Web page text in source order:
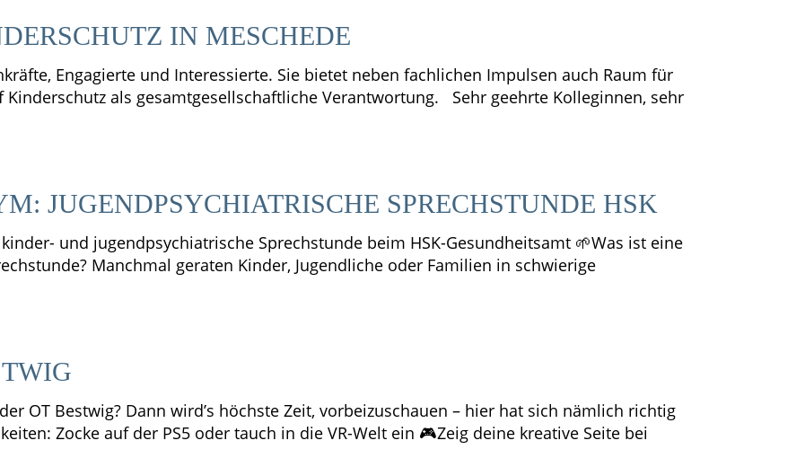
IN MESCHEDE
Engagierte und Interessierte. Sie bietet neben fachlichen Impulsen auch Raum für
Kinderschutz als gesamtgesellschaftliche Verantwortung. Sehr geehrte Kolleginnen, sehr
JUGENDPSYCHIATRISCHE SPRECHSTUNDE HSK
und jugendpsychiatrische Sprechstunde beim HSK-Gesundheitsamt 🌱Was ist eine
Manchmal geraten Kinder, Jugendliche oder Familien in schwierige
OT Bestwig? Dann wird’s höchste Zeit, vorbeizuschauen – hier hat sich nämlich richtig
Zocke auf der PS5 oder tauch in die VR-Welt ein 🎮Zeig deine kreative Seite bei